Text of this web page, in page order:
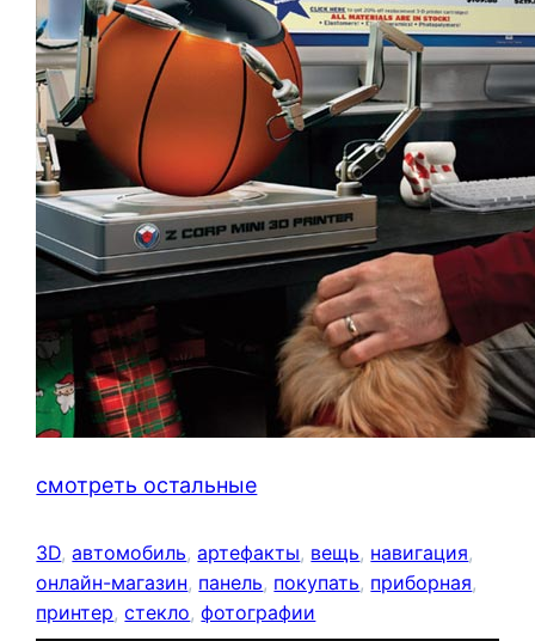
смотреть остальные
3D, автомобиль, артефакты, вещь, навигация
онлайн-магазин, панель, покупать, приборная
принтер, стекло, фотографии